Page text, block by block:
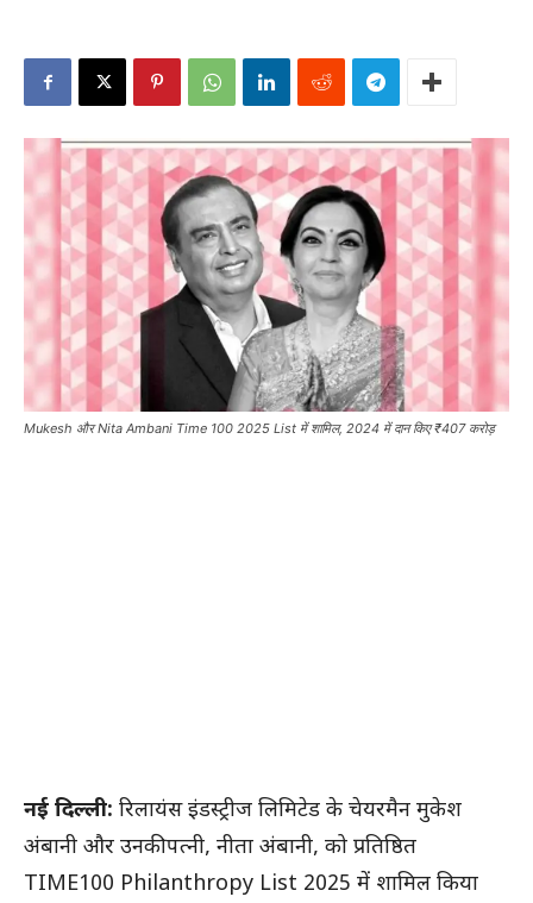
Mukesh और Nita Ambani Time 100 2025 List में शामिल, 2024 में दान किए ₹407 करोड़
नई दिल्ली: रिलायंस इंडस्ट्रीज लिमिटेड के चेयरमैन मुकेश
अंबानी और उनकी पत्नी, नीता अंबानी, को प्रतिष्ठित
TIME100 Philanthropy List 2025 में शामिल किया